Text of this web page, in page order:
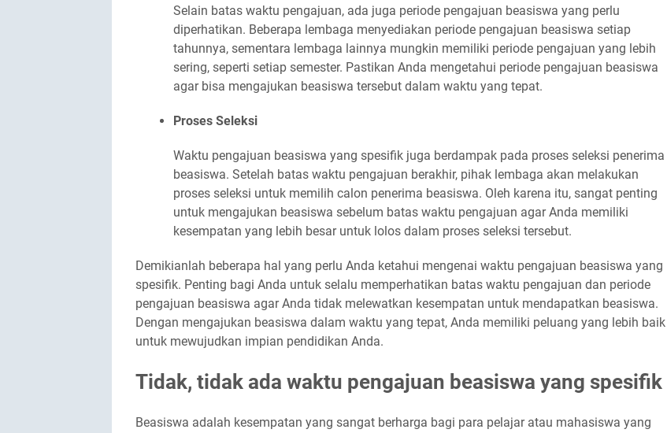
Selain batas waktu pengajuan, ada juga periode pengajuan beasiswa yang perlu
diperhatikan. Beberapa lembaga menyediakan periode pengajuan beasiswa setiap
tahunnya, sementara lembaga lainnya mungkin memiliki periode pengajuan yang lebih
sering, seperti setiap semester. Pastikan Anda mengetahui periode pengajuan beasiswa
agar bisa mengajukan beasiswa tersebut dalam waktu yang tepat.
Proses Seleksi
Waktu pengajuan beasiswa yang spesifik juga berdampak pada proses seleksi penerima
beasiswa. Setelah batas waktu pengajuan berakhir, pihak lembaga akan melakukan
proses seleksi untuk memilih calon penerima beasiswa. Oleh karena itu, sangat penting
untuk mengajukan beasiswa sebelum batas waktu pengajuan agar Anda memiliki
kesempatan yang lebih besar untuk lolos dalam proses seleksi tersebut.
Demikianlah beberapa hal yang perlu Anda ketahui mengenai waktu pengajuan beasiswa yang
spesifik. Penting bagi Anda untuk selalu memperhatikan batas waktu pengajuan dan periode
pengajuan beasiswa agar Anda tidak melewatkan kesempatan untuk mendapatkan beasiswa.
Dengan mengajukan beasiswa dalam waktu yang tepat, Anda memiliki peluang yang lebih baik
untuk mewujudkan impian pendidikan Anda.
Tidak, tidak ada waktu pengajuan beasiswa yang spesifik
Beasiswa adalah kesempatan yang sangat berharga bagi para pelajar atau mahasiswa yang